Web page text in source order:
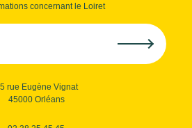
concernant le Loiret
rue Eugène Vignat
45000 Orléans